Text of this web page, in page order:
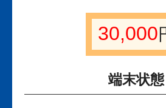
30,000
端末状態